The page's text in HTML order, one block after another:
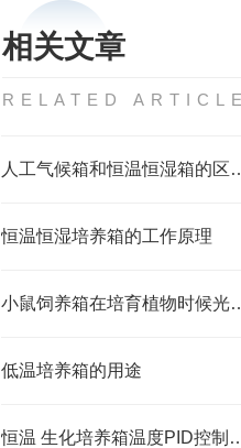
相关文章
RELATED
人工气候箱和
恒温恒湿培养箱的工作原理
小鼠饲养箱在培
低温培养箱的用途
恒温 生化培养